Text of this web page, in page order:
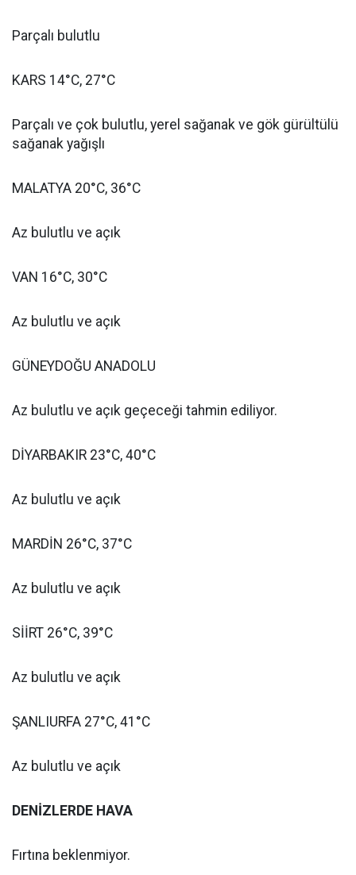
Parçalı bulutlu
KARS 14°C, 27°C
Parçalı ve çok bulutlu, yerel sağanak ve gök gürültülü
sağanak yağışlı
MALATYA 20°C, 36°C
Az bulutlu ve açık
VAN 16°C, 30°C
Az bulutlu ve açık
GÜNEYDOĞU ANADOLU
Az bulutlu ve açık geçeceği tahmin ediliyor.
DİYARBAKIR 23°C, 40°C
Az bulutlu ve açık
MARDİN 26°C, 37°C
Az bulutlu ve açık
SİİRT 26°C, 39°C
Az bulutlu ve açık
ŞANLIURFA 27°C, 41°C
Az bulutlu ve açık
DENİZLERDE HAVA
Fırtına beklenmiyor.